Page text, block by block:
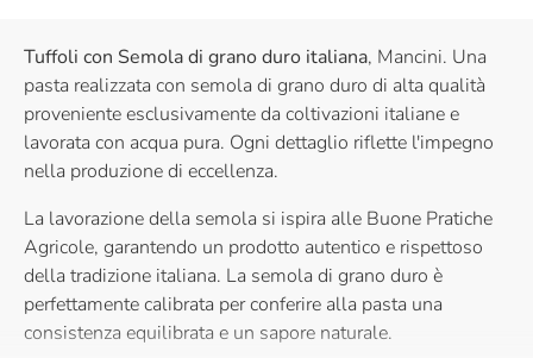
Tuffoli con Semola di grano duro italiana, Mancini. Una
pasta realizzata con semola di grano duro di alta qualità
proveniente esclusivamente da coltivazioni italiane e
lavorata con acqua pura. Ogni dettaglio riflette l'impegno
nella produzione di eccellenza.
La lavorazione della semola si ispira alle Buone Pratiche
Agricole, garantendo un prodotto autentico e rispettoso
della tradizione italiana. La semola di grano duro è
perfettamente calibrata per conferire alla pasta una
consistenza equilibrata e un sapore naturale.